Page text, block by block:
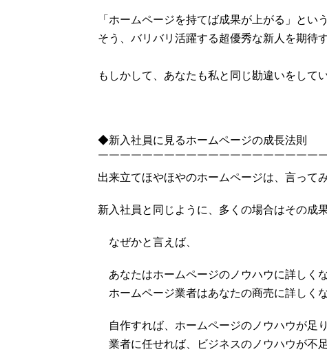
「ホームページを持てば成果が上がる」とい
そう、バリバリ活躍する超優秀な新人を期待
もしかして、あなたも私と同じ勘違いをして
◆新入社員に見るホームページの成長法則
￣￣￣￣￣￣￣￣￣￣￣￣￣￣￣￣￣￣￣￣
出来立てほやほやのホームページは、言って
新入社員と同じように、多くの場合はその成
なぜかと言えば、
あなたはホームページのノウハウに詳しくな
ホームページ業者はあなたの商売に詳しくな
自作すれば、ホームページのノウハウが足り
業者に任せれば、ビジネスのノウハウが不足